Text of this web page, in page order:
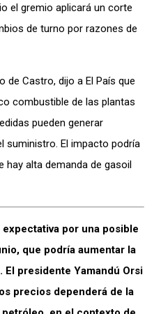
el gremio aplicará un corte
de turno por razones de
de Castro, dijo a El País que
combustible de las plantas
pueden generar
suministro. El impacto podría
hay alta demanda de gasoil
por una posible
que podría aumentar la
El presidente Yamandú Orsi
precios dependerá de la